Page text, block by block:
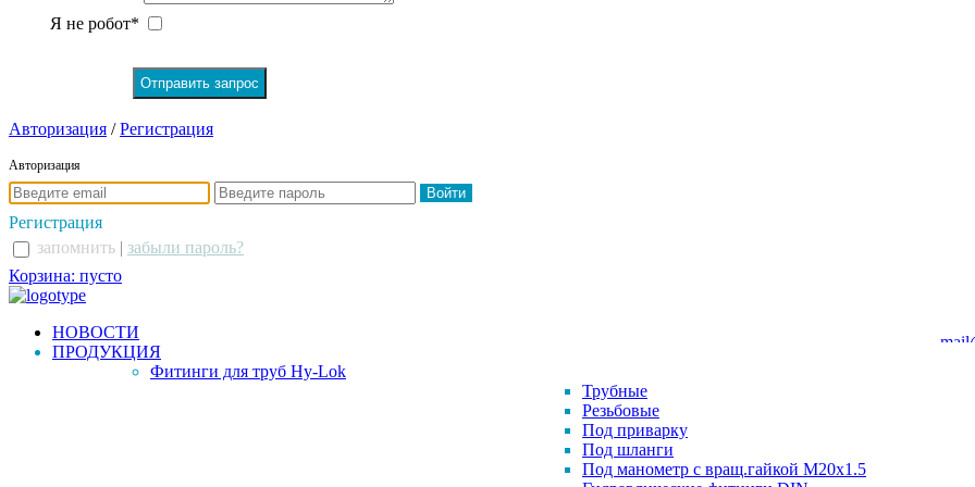
Я не робот*
Авторизация /Регистрация
Авторизация
Регистрация
запомнить
забыли пароль?
Корзина: пусто
НОВОСТИ
ПРОДУКЦИЯ
Фитинги для труб Hy-Lok
Трубные
Резьбовые
Под приварку
Под шланги
Под манометр с вращ.гайкой M20x1.5